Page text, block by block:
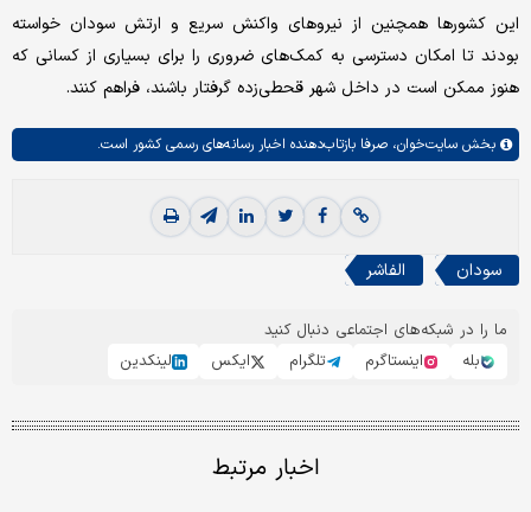
این کشورها همچنین از نیروهای واکنش سریع و ارتش سودان خواسته
بودند تا امکان دسترسی به کمک‌های ضروری را برای بسیاری از کسانی که
هنوز ممکن است در داخل شهر قحطی‌زده گرفتار باشند، فراهم کنند.
بخش سایت‌خوان، صرفا بازتاب‌دهنده اخبار رسانه‌های رسمی کشور است.
سودان الفاشر
ما را در شبکه‌های اجتماعی دنبال کنید
بله
اینستاگرم تلگرام ایکس لینکدین
اخبار مرتبط